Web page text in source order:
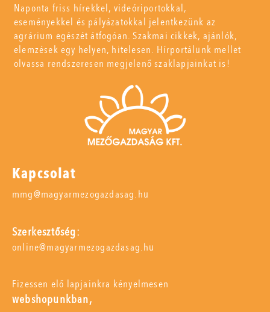
Naponta friss hírekkel, videóriportokkal,
eseményekkel és pályázatokkal jelentkezünk az
agrárium egészét átfogóan. Szakmai cikkek, ajánlók,
elemzések egy helyen, hitelesen. Hírportálunk mellet
olvassa rendszeresen megjelenő szaklapjainkat is!
Kapcsolat
mmg@magyarmezogazdasag.hu
Szerkesztőség:
online@magyarmezogazdasag.hu
Fizessen elő lapjainkra kényelmesen
webshopunkban,